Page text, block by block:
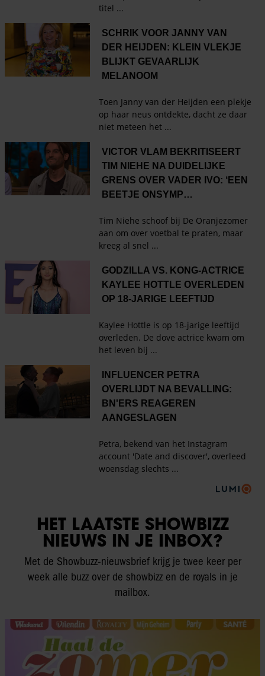
HET LAATSTE SHOWBIZZ
NIEUWS IN JE INBOX?
Met de Showbuzz-nieuwsbrief krijg je twee keer per
week alle buzz over de showbizz en de royals in je
mailbox.